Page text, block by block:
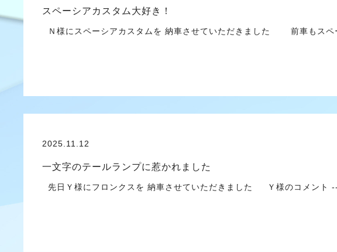
スペーシアカスタム大好き！
Ｎ様にスペーシアカスタムを 納車させていただきました 前車もスペ
2025.11.12
一文字のテールランプに惹かれました
先日Ｙ様にフロンクスを 納車させていただきました Ｙ様のコメント